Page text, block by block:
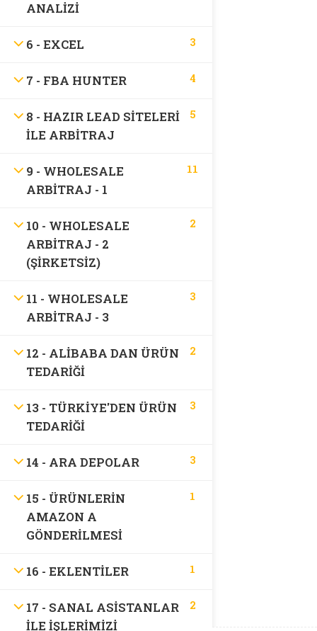
ANALIZI
6 - EXCEL 3
7 - FBA HUNTER 4
8 - HAZIR LEAD SITELERI
ILE ARBITRAJ
5
9 - WHOLESALE
ARBITRAJ - 1
11
10 - WHOLESALE
ARBITRAJ - 2
(ŞIRKETSIZ)
2
11 - WHOLESALE
ARBITRAJ - 3
3
12 - ALIBABA DAN ÜRÜN
TEDARIĞI
2
13 - TÜRKIYE'DEN ÜRÜN
TEDARIĞI
3
14 - ARA DEPOLAR 3
15 - ÜRÜNLERIN
AMAZON A
GÖNDERILMESI
1
16 - EKLENTILER 1
17 - SANAL ASISTANLAR
ILE İŞLERIMIZI
2
Kurslar
Links
Links
Hakkımızda
Support
Support
SSS
Recommend
Recommend
İletişim